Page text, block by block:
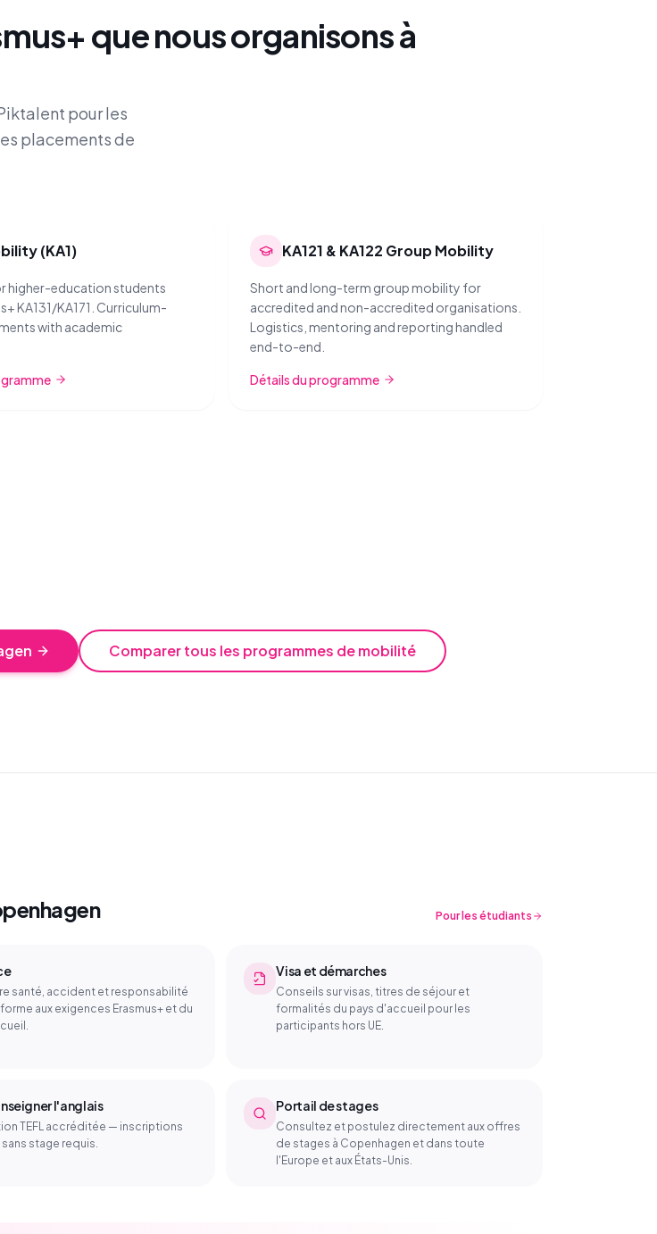
que nous organisons à
pour les
placements de
(KA1)
higher-education students
KA131/KA171. Curriculum-
with academic
KA121 & KA122 Group Mobility
Short and long-term group mobility for
accredited and non-accredited organisations.
Logistics, mentoring and reporting handled
end-to-end.
Détails du programme
Comparer tous les programmes de mobilité
Pour les étudiants
santé, accident et responsabilité
aux exigences Erasmus+ et du
Visa et démarches
Conseils sur visas, titres de séjour et
formalités du pays d'accueil pour les
participants hors UE.
l'anglais
TEFL accréditée — inscriptions
stage requis.
Portail de stages
Consultez et postulez directement aux offres
de stages à Copenhagen et dans toute
l'Europe et aux États-Unis.